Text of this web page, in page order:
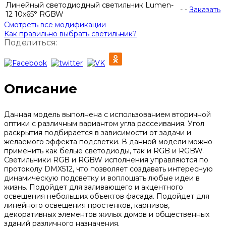
Линейный светодиодный светильник Lumen-
12 10х65° RGBW
- - Заказать
Смотреть все модификации
Как правильно выбрать светильник?
Поделиться:
Описание
Данная модель выполнена с использованием вторичной
оптики с различным вариантом угла рассеивания. Угол
раскрытия подбирается в зависимости от задачи и
желаемого эффекта подсветки. В данной модели можно
применить как белые светодиоды, так и RGB и RGBW.
Светильники RGB и RGBW исполнения управляются по
протоколу DMX512, что позволяет создавать интересную
динамическую подсветку и воплощать любые идеи в
жизнь. Подойдет для заливающего и акцентного
освещения небольших объектов фасада. Подойдет для
линейного освещения простенков, карнизов,
декоративных элементов жилых домов и общественных
зданий различного назначения.